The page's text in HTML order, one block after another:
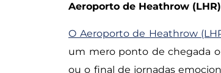
Aeroporto de Heathrow
O Aeroporto de Heathrow
um mero ponto de chegada
ou o final de jornadas